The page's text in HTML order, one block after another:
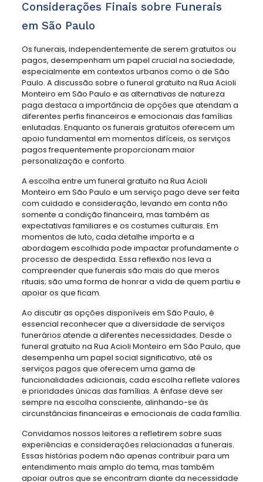
Considerações Finais sobre Funerais
em São Paulo
Os funerais, independentemente de serem gratuitos ou
pagos, desempenham um papel crucial na sociedade,
especialmente em contextos urbanos como o de São
Paulo. A discussão sobre o funeral gratuito na Rua Acioli
Monteiro em São Paulo e as alternativas de natureza
paga destaca a importância de opções que atendam a
diferentes perfis financeiros e emocionais das famílias
enlutadas. Enquanto os funerais gratuitos oferecem um
apoio fundamental em momentos difíceis, os serviços
pagos frequentemente proporcionam maior
personalização e conforto.
A escolha entre um funeral gratuito na Rua Acioli
Monteiro em São Paulo e um serviço pago deve ser feita
com cuidado e consideração, levando em conta não
somente a condição financeira, mas também as
expectativas familiares e os costumes culturais. Em
momentos de luto, cada detalhe importa e a
abordagem escolhida pode impactar profundamente o
processo de despedida. Essa reflexão nos leva a
compreender que funerais são mais do que meros
rituais; são uma forma de honrar a vida de quem partiu e
apoiar os que ficam.
Ao discutir as opções disponíveis em São Paulo, é
essencial reconhecer que a diversidade de serviços
funerários atende a diferentes necessidades. Desde o
funeral gratuito na Rua Acioli Monteiro em São Paulo, que
desempenha um papel social significativo, até os
serviços pagos que oferecem uma gama de
funcionalidades adicionais, cada escolha reflete valores
e prioridades únicas das famílias. A ênfase deve ser
sempre na escolha consciente, alinhando-se às
circunstâncias financeiras e emocionais de cada família.
Convidamos nossos leitores a refletirem sobre suas
experiências e considerações relacionadas a funerais.
Essas histórias podem não apenas contribuir para um
entendimento mais amplo do tema, mas também
apoiar outros que se encontram diante da necessidade